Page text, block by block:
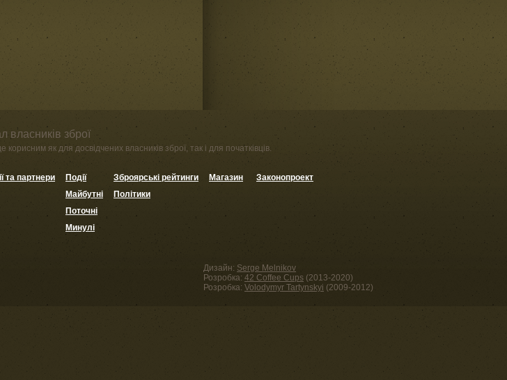
власників зброї
як для досвідчених власників зброї, так і для початківців.
та партнери
Події
Майбутні
Поточні
Минулі
Зброярські рейтинги
Політики
Магазин Законопроект
Дизайн: Serge Melnikov
Розробка: 42 Coffee Cups (2013-2020)
Розробка: Volodymyr Tartynskyi (2009-2012)